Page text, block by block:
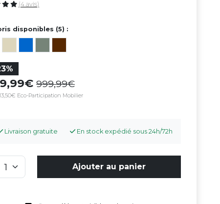
(4 avis)
disponibles (5) :
999,99
Eco-Participation Mobilier
Livraison gratuite En stock expédié sous 24h/72h
Ajouter au panier